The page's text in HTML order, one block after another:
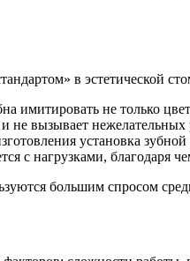
в эстетической
имитировать не только
не вызывает
установка
с нагрузками, благодаря
большим спросом